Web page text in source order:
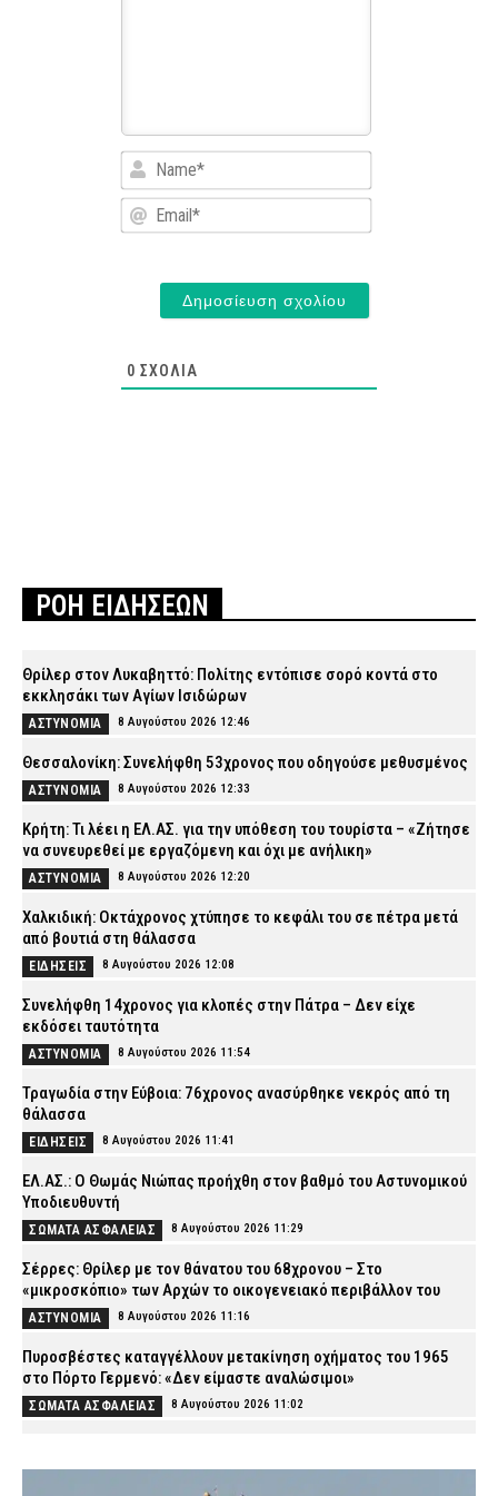
Name*
Email*
0 ΣΧΌΛΙΑ
ΡΟΗ ΕΙΔΗΣΕΩΝ
Θρίλερ στον Λυκαβηττό: Πολίτης εντόπισε σορό κοντά στο
εκκλησάκι των Αγίων Ισιδώρων
ΑΣΤΥΝΟΜΙΑ 8 Αυγούστου 2026 12:46
Θεσσαλονίκη: Συνελήφθη 53χρονος που οδηγούσε μεθυσμένος
ΑΣΤΥΝΟΜΙΑ 8 Αυγούστου 2026 12:33
Κρήτη: Τι λέει η ΕΛ.ΑΣ. για την υπόθεση του τουρίστα – «Ζήτησε
να συνευρεθεί με εργαζόμενη και όχι με ανήλικη»
ΑΣΤΥΝΟΜΙΑ 8 Αυγούστου 2026 12:20
Χαλκιδική: Οκτάχρονος χτύπησε το κεφάλι του σε πέτρα μετά
από βουτιά στη θάλασσα
ΕΙΔΗΣΕΙΣ 8 Αυγούστου 2026 12:08
Συνελήφθη 14χρονος για κλοπές στην Πάτρα – Δεν είχε
εκδόσει ταυτότητα
ΑΣΤΥΝΟΜΙΑ 8 Αυγούστου 2026 11:54
Τραγωδία στην Εύβοια: 76χρονος ανασύρθηκε νεκρός από τη
θάλασσα
ΕΙΔΗΣΕΙΣ 8 Αυγούστου 2026 11:41
ΕΛ.ΑΣ.: Ο Θωμάς Νιώπας προήχθη στον βαθμό του Αστυνομικού
Υποδιευθυντή
ΣΩΜΑΤΑ ΑΣΦΑΛΕΙΑΣ 8 Αυγούστου 2026 11:29
Σέρρες: Θρίλερ με τον θάνατου του 68χρονου – Στο
«μικροσκόπιο» των Αρχών το οικογενειακό περιβάλλον του
ΑΣΤΥΝΟΜΙΑ 8 Αυγούστου 2026 11:16
Πυροσβέστες καταγγέλλουν μετακίνηση οχήματος του 1965
στο Πόρτο Γερμενό: «Δεν είμαστε αναλώσιμοι»
ΣΩΜΑΤΑ ΑΣΦΑΛΕΙΑΣ 8 Αυγούστου 2026 11:02
σήμερα – Οι δικαιούχοι και τα κριτήρια
8 Αυγούστου 2026 10:49